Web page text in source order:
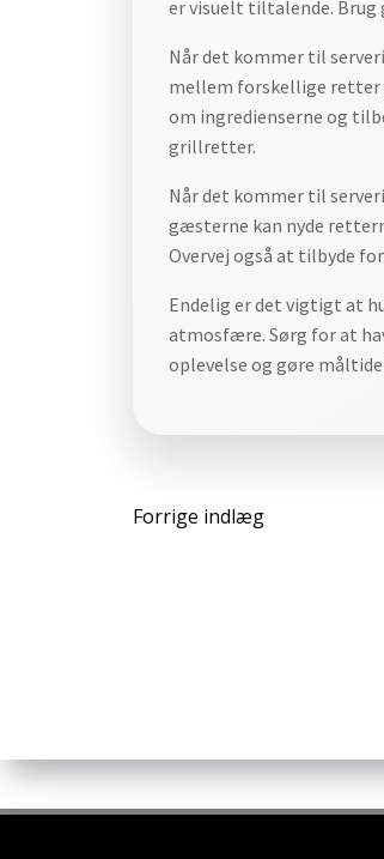
er visuelt tiltalende.
Når det kommer til
mellem forskellige retter
om ingredienserne og
grillretter.
Når det kommer til
gæsterne kan nyde
Overvej også at tilbyde
Endelig er det vigtigt at
atmosfære. Sørg for at
oplevelse og gøre
Forrige indlæg